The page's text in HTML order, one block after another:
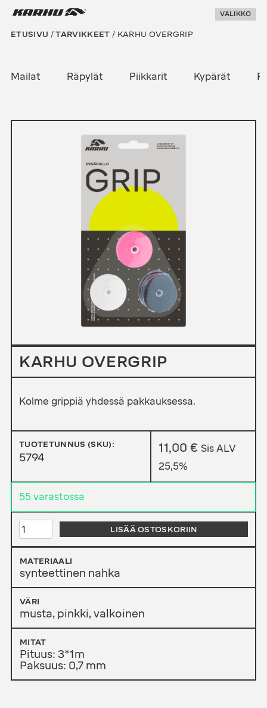
Suoraan
Karhu Pesis VALIKKO
ETUSIVU /TARVIKKEET / KARHU OVERGRIP
Mailat Räpylät Piikkarit Kypärät
KARHU OVERGRIP
Kolme grippiä yhdessä pakkauksessa.
TUOTETUNNUS (SKU):
5794
11,00 € Sis ALV
25,5%
55 varastossa
KARHU
OVERGRIP
MÄÄRÄ
LISÄÄ OSTOSKORIIN
MATERIAALI
synteettinen nahka
VÄRI
musta, pinkki, valkoinen
MITAT
Pituus: 3*1m
Paksuus: 0,7 mm